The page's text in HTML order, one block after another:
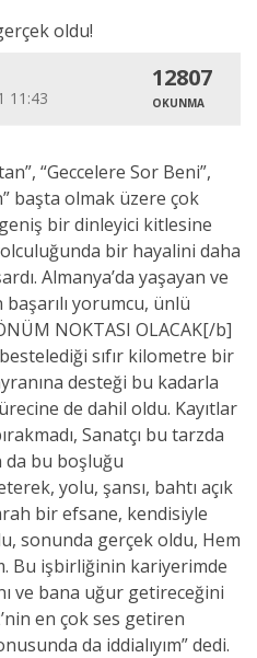
11:43
12807
OKUNMA
“Geccelere Sor Beni”,
başta olmak üzere çok
geniş bir dinleyici kitlesine
bir hayalini daha
Almanya’da yaşayan ve
başarılı yorumcu, ünlü
NOKTASI OLACAK[/b]
sıfır kilometre bir
desteği bu kadarla
de dahil oldu. Kayıtlar
Sanatçı bu tarzda
da bu boşluğu
yolu, şansı, bahtı açık
bir efsane, kendisiyle
sonunda gerçek oldu, Hem
Bu işbirliğinin kariyerimde
ve bana uğur getireceğini
en çok ses getiren
da iddialıyım” dedi.